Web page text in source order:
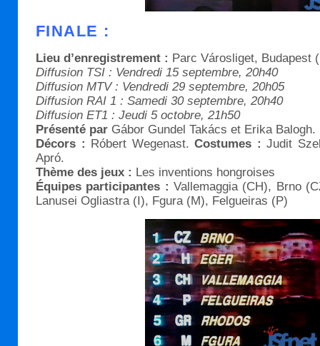
FINALE :
Lieu d’enregistrement : Parc Városliget, Budapest
Diffusion TSI : Vendredi 15 septembre, 20h40
Diffusion MTV : Vendredi 29 septembre, 20h05
Diffusion RAI 1 : Samedi 30 septembre, 20h40
Diffusion ET1 : Jeudi 5 octobre, 21h50
Présenté par Gábor Gundel Takács et Erika Balogh.
Décors : Róbert Wegenast. Costumes : Judit
Apró.
Thème des jeux : Les inventions hongroises
Équipes participantes : Vallemaggia (CH), Brno
Lanusei Ogliastra (I), Fgura (M), Felgueiras (P)